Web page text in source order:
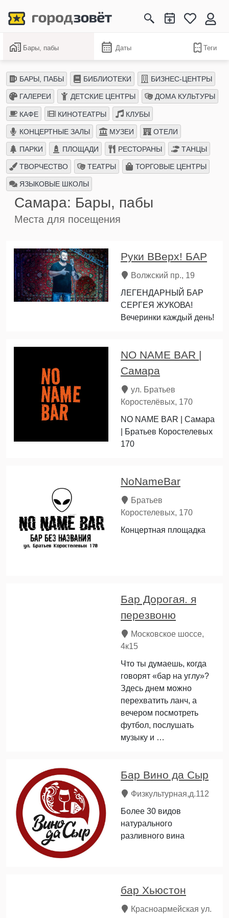
Бары, пабы Даты Теги
БАРЫ, ПАБЫ БИБЛИОТЕКИ БИЗНЕС-ЦЕНТРЫ
ГАЛЕРЕИ ДЕТСКИЕ ЦЕНТРЫ ДОМА КУЛЬТУРЫ
КАФЕ КИНОТЕАТРЫ КЛУБЫ
КОНЦЕРТНЫЕ ЗАЛЫ МУЗЕИ ОТЕЛИ
ПАРКИ ПЛОЩАДИ РЕСТОРАНЫ ТАНЦЫ
ТВОРЧЕСТВО ТЕАТРЫ ТОРГОВЫЕ ЦЕНТРЫ
ЯЗЫКОВЫЕ ШКОЛЫ
Самара: Бары, пабы
Места для посещения
Руки ВВерх! БАР
Волжский пр., 19
ЛЕГЕНДАРНЫЙ БАР
СЕРГЕЯ ЖУКОВА!
Вечеринки каждый день!
NO NAME BAR |
Самара
ул. Братьев
Коростелёвых, 170
NO NAME BAR | Самара
| Братьев Коростелевых
170
NoNameBar
Братьев
Коростелевых, 170
Концертная площадка
Бар Дорогая. я
перезвоню
Московское шоссе,
4к15
Что ты думаешь, когда
говорят «бар на углу»?
Здесь днем можно
перехватить ланч, а
вечером посмотреть
футбол, послушать
музыку и …
Бар Вино да Сыр
Физкультурная,д.112
Более 30 видов
натурального
разливного вина
бар Хьюстон
Красноармейская ул.